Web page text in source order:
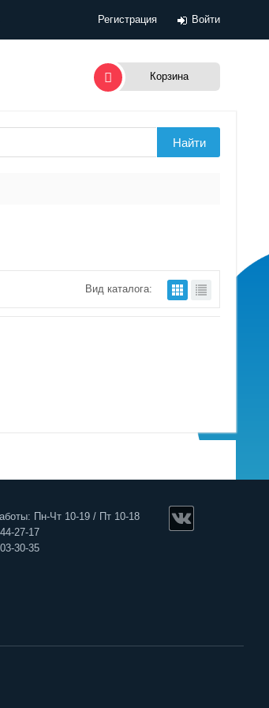
Регистрация Войти
Корзина
Вид каталога:
Пн-Чт 10-19 / Пт 10-18
27-17
30-35